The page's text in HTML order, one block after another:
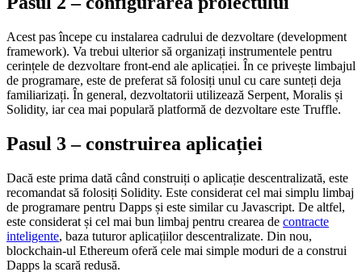
Acest pas începe cu instalarea cadrului de dezvoltare (development
framework). Va trebui ulterior să organizați instrumentele pentru
cerințele de dezvoltare front-end ale aplicației. În ce privește limbajul
de programare, este de preferat să folosiți unul cu care sunteți deja
familiarizați. În general, dezvoltatorii utilizează Serpent, Moralis și
Solidity, iar cea mai populară platformă de dezvoltare este Truffle.
Pasul 3 – construirea aplicației
Dacă este prima dată când construiți o aplicație descentralizată, este
recomandat să folosiți Solidity. Este considerat cel mai simplu limbaj
de programare pentru Dapps și este similar cu Javascript. De altfel,
este considerat și cel mai bun limbaj pentru crearea de contracte
inteligente, baza tuturor aplicațiilor descentralizate. Din nou,
blockchain-ul Ethereum oferă cele mai simple moduri de a construi
Dapps la scară redusă.